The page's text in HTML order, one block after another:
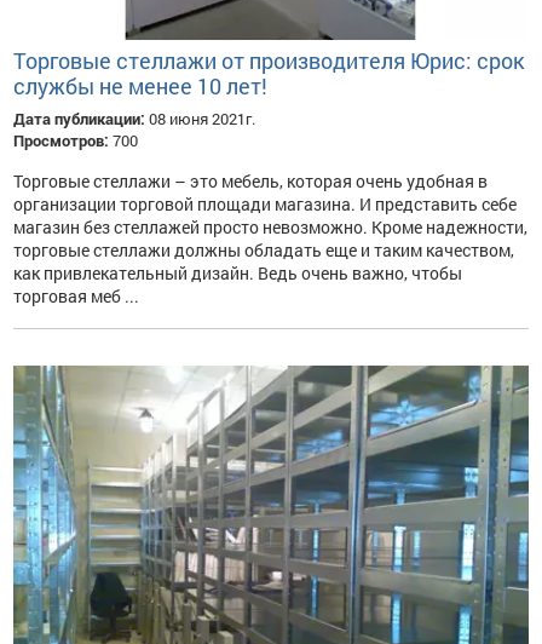
Торговые стеллажи от производителя Юрис: срок
службы не менее 10 лет!
Дата публикации: 08 июня 2021г.
Просмотров: 700
Торговые стеллажи – это мебель, которая очень удобная в
организации торговой площади магазина. И представить себе
магазин без стеллажей просто невозможно. Кроме надежности,
торговые стеллажи должны обладать еще и таким качеством,
как привлекательный дизайн. Ведь очень важно, чтобы
торговая меб ...